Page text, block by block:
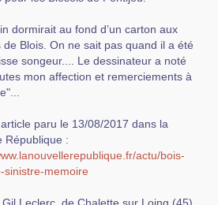
dormirait au fond d’un carton aux
de Blois. On ne sait pas quand il a été
songeur.... Le dessinateur a noté
mon affection et remerciements à
paru le 13/08/2017 dans la
République :
actu/bois-
sinistre-memoire